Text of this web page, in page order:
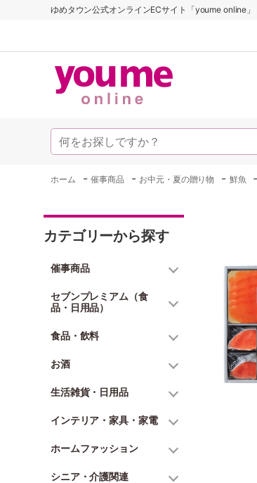
ゆめタウン公式オンラインECサイト「youme online」
ホーム -催事商品 - お中元・夏の贈り物 - 鮮魚 -
カテゴリーから探す
催事商品
セブンプレミアム（食
品・日用品）
食品・飲料
お酒
生活雑貨・日用品
インテリア・家具・家電
ホームファッション
シニア・介護関連